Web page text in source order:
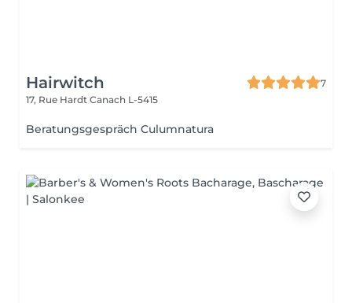
Hairwitch
7
17, Rue Hardt Canach L-5415
Beratungsgespräch Culumnatura